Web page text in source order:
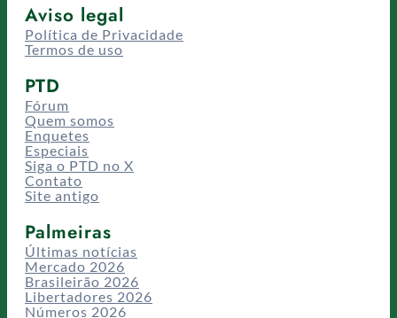
Aviso legal
Política de Privacidade
Termos de uso
PTD
Fórum
Quem somos
Enquetes
Especiais
Siga o PTD no X
Contato
Site antigo
Palmeiras
Últimas notícias
Mercado 2026
Brasileirão 2026
Libertadores 2026
Números 2026